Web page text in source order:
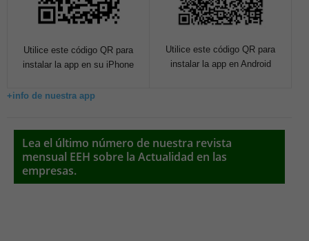
Utilice este código QR para
instalar la app en su iPhone
Utilice este código QR para
instalar la app en Android
+info de nuestra app
Lea el último número de nuestra revista
mensual EEH sobre la Actualidad en las
empresas.